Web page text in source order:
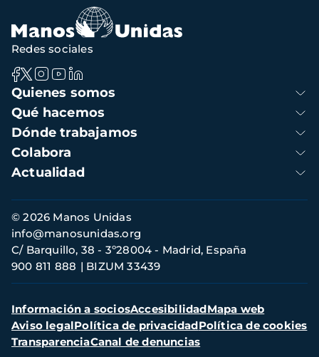
Navegación
principal
Quienes somos
Qué hacemos
Dónde trabajamos
Colabora
Actualidad
Redes sociales
Información
de
contacto
© 2026 Manos Unidas
C/ Barquillo, 38 - 3º28004 - Madrid, España
900 811 888
BIZUM 33439
info@manosunidas.org
Menú
secundario
Información a sociosAccesibilidadMapa web
Aviso legalPolítica de privacidadPolítica de cookies
TransparenciaCanal de denuncias